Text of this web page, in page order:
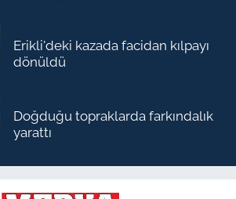
Erikli'deki kazada facidan kılpayı
dönüldü
Doğduğu topraklarda farkındalık
yarattı